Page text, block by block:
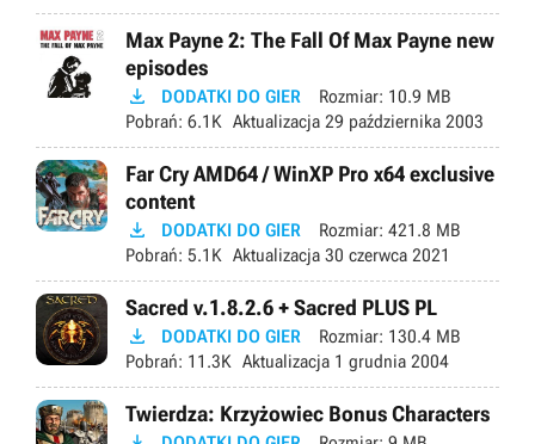
Max Payne 2: The Fall Of Max Payne new
episodes
 DODATKI DO GIER Rozmiar: 10.9 MB
Pobrań: 6.1K Aktualizacja 29 października 2003
Far Cry AMD64 / WinXP Pro x64 exclusive
content
 DODATKI DO GIER Rozmiar: 421.8 MB
Pobrań: 5.1K Aktualizacja 30 czerwca 2021
Sacred v.1.8.2.6 + Sacred PLUS PL
 DODATKI DO GIER Rozmiar: 130.4 MB
Pobrań: 11.3K Aktualizacja 1 grudnia 2004
Twierdza: Krzyżowiec Bonus Characters